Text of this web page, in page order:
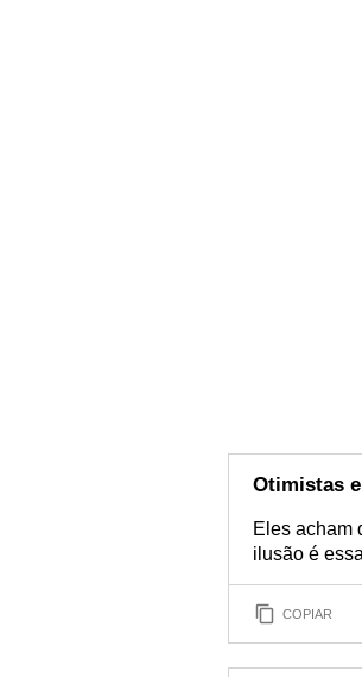
Otimistas
Eles acham
ilusão é
COPIAR